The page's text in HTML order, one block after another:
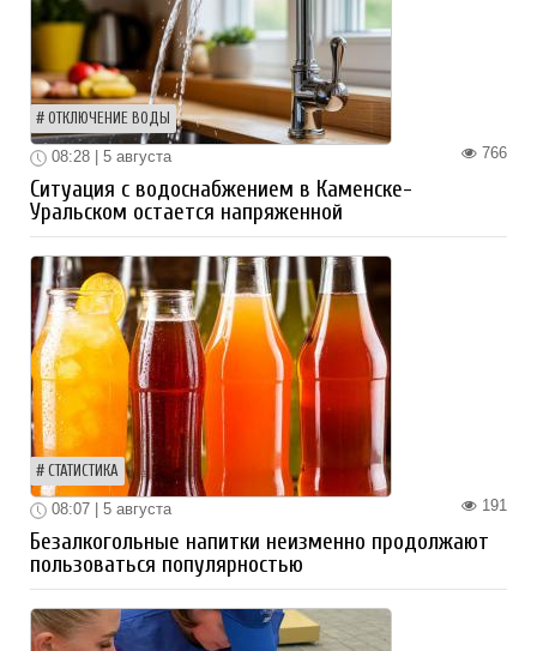
ОТКЛЮЧЕНИЕ ВОДЫ
766
08:28 | 5 августа
Ситуация с водоснабжением в Каменске-
Уральском остается напряженной
СТАТИСТИКА
191
08:07 | 5 августа
Безалкогольные напитки неизменно продолжают
пользоваться популярностью